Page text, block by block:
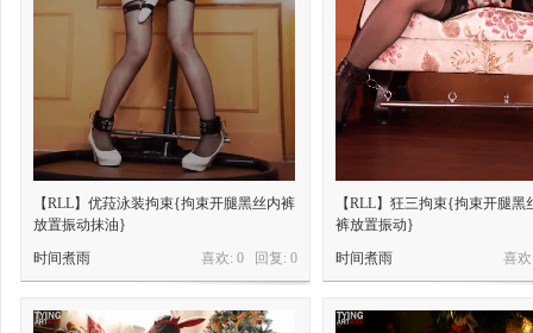
【RLL】优菈泳装拘束{拘束开腿黑丝内裤
放置振动抹油}
喜欢: 0 回复: 0
时间煮雨
【RLL】狂三拘束{拘束开腿黑
裤放置振动}
喜
时间煮雨